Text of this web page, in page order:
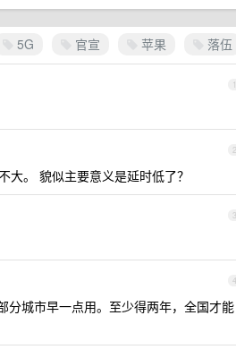
5G 官宣 苹果 落伍
1
2
。 貌似主要意义是延时低了？
3
4
分城市早一点用。至少得两年，全国才能